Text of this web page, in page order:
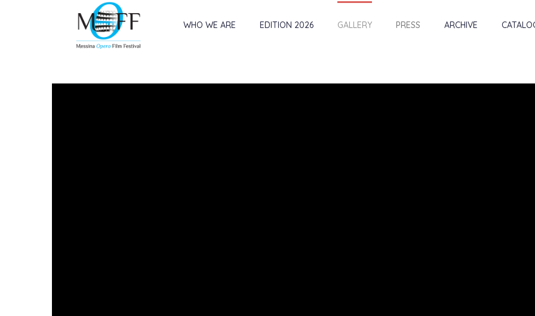
WHO WE ARE EDITION 2026 GALLERY PRESS ARCHIVE